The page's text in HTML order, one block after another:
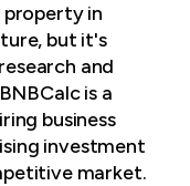
in
but it's
and
is a
business
investment
market.